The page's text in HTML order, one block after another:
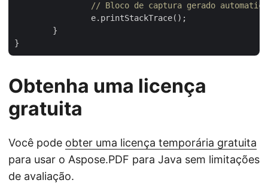
// Bloco de captura gerado
Obtenha uma licença
gratuita
Você pode obter uma licença temporária gratuita
para usar o Aspose.PDF para Java sem limitações
de avaliação.